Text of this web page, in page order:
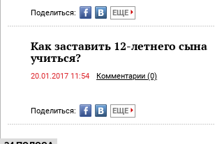
Поделиться: ЕЩЕ
Как заставить 12-летнего сына
учиться?
20.01.2017 11:54 Комментарии (0)
Поделиться: ЕЩЕ